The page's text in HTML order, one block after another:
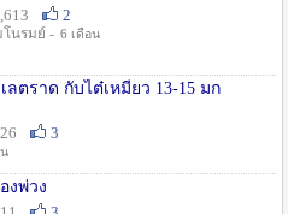
2
โนรมย์ - 6 เดือน
ตราด กับไต๋เหมี่ยว 13-15 มก
3
งพ่วง